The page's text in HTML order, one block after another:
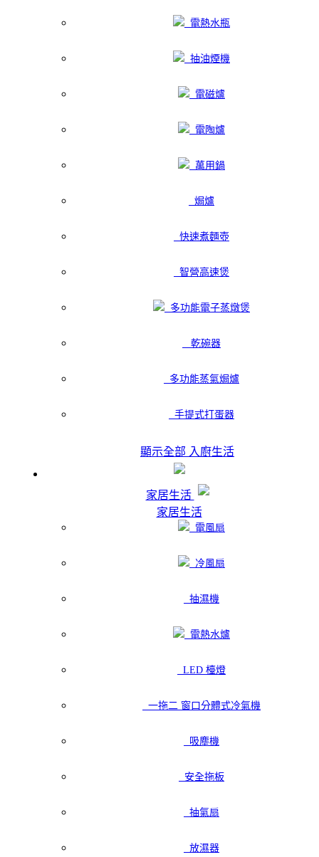
電熱水瓶
抽油煙機
電磁爐
電陶爐
萬用鍋
焗爐
快速煮麵壺
智營高速煲
多功能電子蒸燉煲
乾碗器
多功能蒸氣焗爐
手提式打蛋器
顯示全部 入廚生活
家居生活
家居生活
電風扇
冷風扇
抽濕機
電熱水爐
LED 檯燈
一拖二 窗口分體式冷氣機
吸塵機
安全拖板
抽氣扇
放濕器